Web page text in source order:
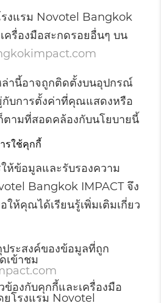
งแรม Novotel Bangkok
ครื่องมือสะกดรอยอื่นๆ บน
ล่านี้อาจถูกติดตั้งบนอุปกรณ์
บการตั้งค่าที่คุณแสดงหรือ
ตามที่สอดคล้องกับนโยบายนี้
รใช้คุกกี้
ห้ข้อมูลและรับรองความ
Bangkok IMPACT จึง
ให้คุณได้เรียนรู้เพิ่มเติมเกี่ยว
ระสงค์ของข้อมูลที่ถูก
เข้าชม
องกับคุกกี้และเครื่องมือ
โรงแรม Novotel